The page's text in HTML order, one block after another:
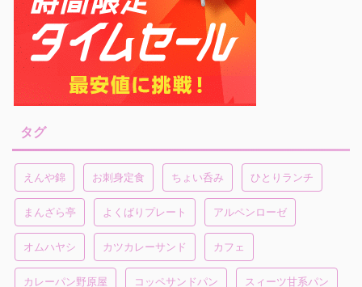
タグ
えんや錦 お刺身定食 ちょい呑み ひとりランチ
まんざら亭 よくばりプレート アルペンローゼ
オムハヤシ カツカレーサンド カフェ
カレーパン野原屋 コッペサンドパン スィーツ甘系パン